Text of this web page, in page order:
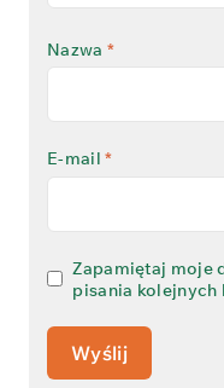
Nazwa *
E-mail*
Zapamiętaj moje
pisania kolejnych